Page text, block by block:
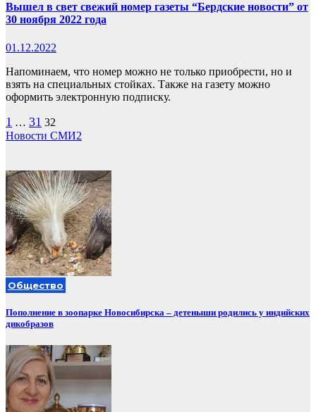
Вышел в свет свежий номер газеты “Бердские новости” от
30 ноября 2022 года
01.12.2022
Напоминаем, что номер можно не только приобрести, но и
взять на специальных стойках. Также на газету можно
оформить электронную подписку.
Пагинация
записей
1 … 31 32
Новости СМИ2
Общество
Пополнение в зоопарке Новосибирска – детеныши родились у индийских
дикобразов